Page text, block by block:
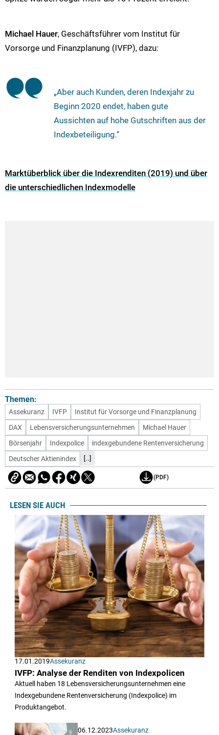
Michael Hauer, Geschäftsführer vom Institut für
Vorsorge und Finanzplanung (IVFP), dazu:
„Aber auch Kunden, deren Indexjahr zu
Beginn 2020 endet, haben gute
Aussichten auf hohe Gutschriften aus der
Indexbeteiligung.“
Marktüberblick über die Indexrenditen (2019) und über
die unterschiedlichen Indexmodelle
Themen:
Assekuranz IVFP
Institut für Vorsorge und Finanzplanung
DAX
Lebensversicherungsunternehmen
Michael Hauer
Börsenjahr
Indexpolice
indexgebundene Rentenversicherung
Deutscher Aktienindex
[..]
(PDF)
LESEN SIE AUCH
17.01.2019Assekuranz
IVFP: Analyse der Renditen von Indexpolicen
Aktuell haben 18 Lebensversicherungsunternehmen eine
Indexgebundene Rentenversicherung (Indexpolice) im
Produktangebot.
06.12.2023Assekuranz